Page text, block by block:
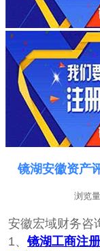
镜湖安徽资产
浏览
安徽宏域财务咨
1、镜湖工商注册